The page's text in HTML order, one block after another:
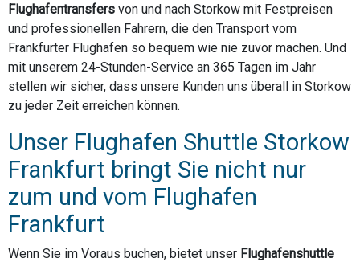
Flughafentransfers von und nach Storkow mit Festpreisen
und professionellen Fahrern, die den Transport vom
Frankfurter Flughafen so bequem wie nie zuvor machen. Und
mit unserem 24-Stunden-Service an 365 Tagen im Jahr
stellen wir sicher, dass unsere Kunden uns überall in Storkow
zu jeder Zeit erreichen können.
Unser Flughafen Shuttle Storkow
Frankfurt bringt Sie nicht nur
zum und vom Flughafen
Frankfurt
Wenn Sie im Voraus buchen, bietet unser Flughafenshuttle